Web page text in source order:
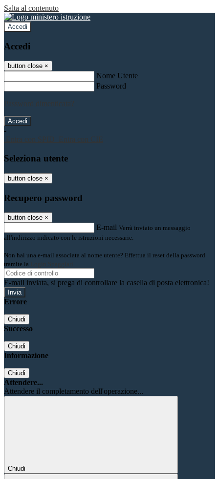
Salta al contenuto
Accedi
Accedi
button close ×
Nome Utente
Password
Password dimenticata?
-
Entra con SPID
Entra con CIE
Seleziona utente
button close ×
Recupero password
button close ×
E-mail Verrà inviato un messaggio
all'indirizzo indicato con le istruzioni necessarie.
Non hai una e-mail associata al nome utente? Effettua il reset della password
tramite la
Login Spaggiari
E-mail inviata, si prega di controllare la casella di posta elettronica!
Errore
Chiudi
Successo
Chiudi
Informazione
Chiudi
Attendere...
Attendere il completamento dell'operazione...
Chiudi